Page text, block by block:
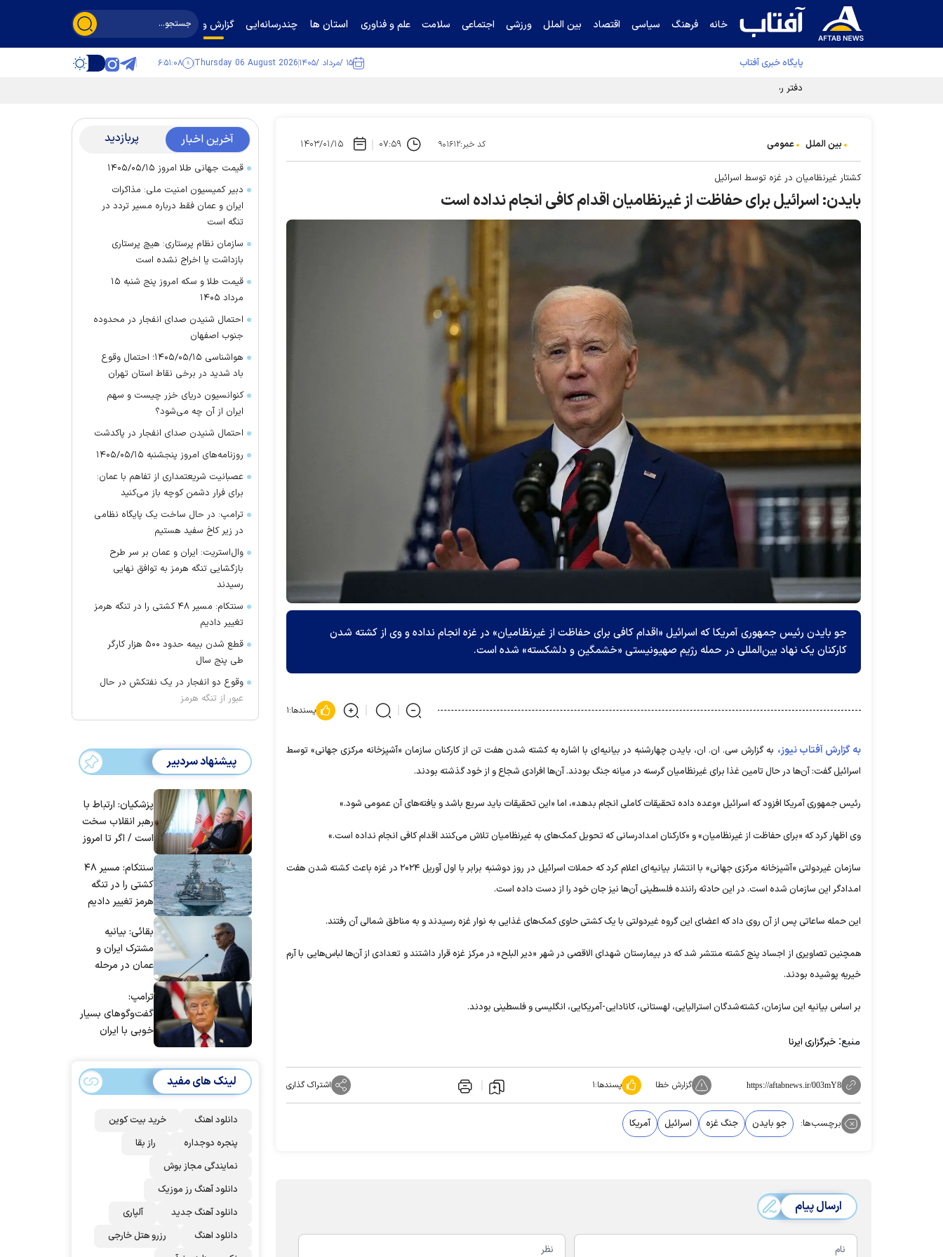
خانه فرهنگ سیاسی اقتصاد بین الملل ورزشی اجتماعی سلامت علم و فناوری استان ها چندرسانه‌ایی گزارش و گفت‌وگو
پایگاه خبری آفتاب ۱۵ /مرداد /۱۴۰۵ Thursday 06 August 2026 ۶:۵۱:۰۹
دفتر رهبر انقلاب ادعای خرازی درباره پزشکیان را تکذیب کرد
بین الملل عمومی کد خبر:۹۰۱۶۱۲ ۰۷:۵۹ ۱۴۰۳/۰۱/۱۵
کشتار غیرنظامیان در غزه توسط اسرائیل
بایدن: اسرائیل برای حفاظت از غیرنظامیان اقدام کافی انجام نداده است
جو بایدن رئیس جمهوری آمریکا که اسرائیل «اقدام کافی برای حفاظت از غیرنظامیان» در غزه انجام نداده و وی از کشته شدن
کارکنان یک نهاد بین‌المللی در حمله رژیم صهیونیستی «خشمگین و دلشکسته» شده است.
پسندها:۱
به گزارش آفتاب نیوز، به گزارش سی. ان. ان، بایدن چهارشنبه در بیانیه‌ای با اشاره به کشته شدن هفت تن از کارکنان سازمان «آشپزخانه مرکزی جهانی» توسط
اسرائیل گفت: آن‌ها در حال تامین غذا برای غیرنظامیان گرسنه در میانه جنگ بودند. آن‌ها افرادی شجاع و از خود گذشته بودند.
رئیس جمهوری آمریکا افزود که اسرائیل «وعده داده تحقیقات کاملی انجام بدهد»، اما «این تحقیقات باید سریع باشد و یافته‌های آن عمومی شود.»
وی اظهار کرد که «برای حفاظت از غیرنظامیان» و «کارکنان امدادرسانی که تحویل کمک‌های به غیرنظامیان تلاش می‌کنند اقدام کافی انجام نداده است.»
سازمان غیردولتی «آشپزخانه مرکزی جهانی» با انتشار بیانیه‌ای اعلام کرد که حملات اسرائیل در روز دوشنبه برابر با اول آوریل ۲۰۲۴ در غزه باعث کشته شدن هفت
امدادگر این سازمان شده است. در این حادثه راننده فلسطینی آن‌ها نیز جان خود را از دست داده است.
این حمله ساعاتی پس از آن روی داد که اعضای این گروه غیردولتی با یک کشتی حاوی کمک‌های غذایی به نوار غزه رسیدند و به مناطق شمالی آن رفتند.
همچنین تصاویری از اجساد پنج کشته منتشر شد که در بیمارستان شهدای الاقصی در شهر «دیر البلح» در مرکز غزه قرار داشتند و تعدادی از آن‌ها لباس‌هایی با آرم
خیریه پوشیده بودند.
بر اساس بیانیه این سازمان، کشته‌شدگان استرالیایی، لهستانی، کانادایی-آمریکایی، انگلیسی و فلسطینی بودند.
منبع: خبرگزاری ایرنا
https://aftabnews.ir/003mY8 گزارش خطا پسندها:۱ اشتراک گذاری
برچسب‌ها: جو بایدن جنگ غزه اسرائیل آمریکا
ارسال پیام
آخرین اخبار پربازدید
قیمت جهانی طلا امروز ۱۴۰۵/۰۵/۱۵
دبیر کمیسیون امنیت ملی: مذاکرات
ایران و عمان فقط درباره مسیر تردد در
تنگه است
سازمان نظام پرستاری: هیچ پرستاری
بازداشت یا اخراج نشده است
قیمت طلا و سکه امروز پنج شنبه ۱۵
مرداد ۱۴۰۵
احتمال شنیدن صدای انفجار در محدوده
جنوب اصفهان
هواشناسی ۱۴۰۵/۰۵/۱۵؛ احتمال وقوع
باد شدید در برخی نقاط استان تهران
کنوانسیون دریای خزر چیست و سهم
ایران از آن چه می‌شود؟
احتمال شنیدن صدای انفجار در پاکدشت
روزنامه‌های امروز پنجشنبه ۱۴۰۵/۰۵/۱۵
عصبانیت شریعتمداری از تفاهم با عمان:
برای فرار دشمن کوچه باز می‌کنید
ترامپ: در حال ساخت یک پایگاه نظامی
در زیر کاخ سفید هستیم
وال‌استریت: ایران و عمان بر سر طرح
بازگشایی تنگه هرمز به توافق نهایی
رسیدند
سنتکام: مسیر ۴۸ کشتی را در تنگه هرمز
تغییر دادیم
قطع شدن بیمه حدود ۵۰۰ هزار کارگر
طی پنج سال
وقوع دو انفجار در یک نفتکش در حال
عبور از تنگه هرمز
پیشنهاد سردبیر
پزشکیان: ارتباط با
رهبر انقلاب سخت
است / اگر تا امروز
مردم ایران استسنتکام: مسیر ۴۸
کشتی را در تنگه
هرمز تغییر دادیم
بقائی: بیانیه
مشترک ایران و
عمان در مرحله
است/ برنامه‌ای
برای سفر به قطر و
پاکستان نداریم
ترامپ:
گفت‌و‌گو‌های بسیار
خوبی با ایران
اذعان کنند | اگر
آنها دوباره زیر
توافق بزنند، ضربه
خورد
لینک های مفید
دانلود اهنگ
خرید بیت کوین
پنجره دوجداره
راز بقا
نمایندگی مجاز بوش
دانلود آهنگ رز‌ موزیک
دانلود آهنگ جدید
آلپاری
دانلود اهنگ
رزرو هتل خارجی